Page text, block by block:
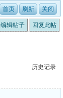
编辑帖子 回复此帖
历史记录